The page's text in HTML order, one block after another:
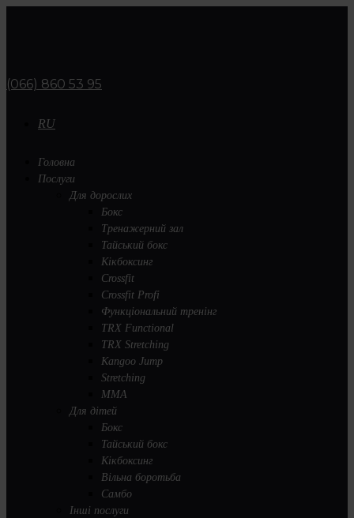
(066) 860 53 95
RU
Головна
Послуги
Для дорослих
Бокс
Тренажерний зал
Тайський бокс
Кікбоксинг
Crossfit
Crossfit Profi
Функціональний тренінг
TRX Functional
TRX Stretching
Kangoo Jump
Stretching
MMA
Для дітей
Бокс
Тайський бокс
Кікбоксинг
Вільна боротьба
Самбо
Інші послуги